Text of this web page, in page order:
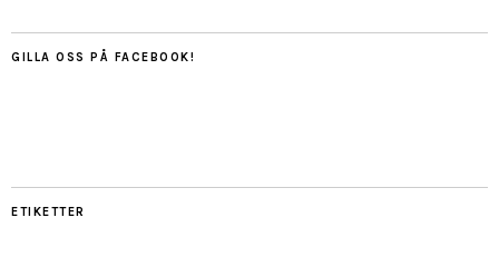
GILLA OSS PÅ FACEBOOK!
ETIKETTER